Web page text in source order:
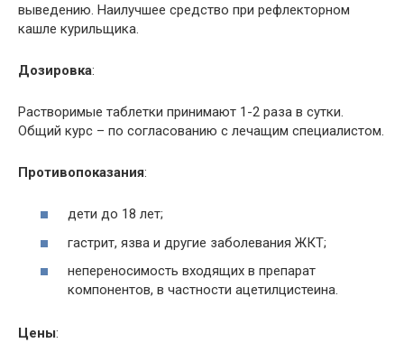
выведению. Наилучшее средство при рефлекторном
кашле курильщика.
Дозировка:
Растворимые таблетки принимают 1-2 раза в сутки.
Общий курс – по согласованию с лечащим специалистом.
Противопоказания:
дети до 18 лет;
гастрит, язва и другие заболевания ЖКТ;
непереносимость входящих в препарат
компонентов, в частности ацетилцистеина.
Цены: